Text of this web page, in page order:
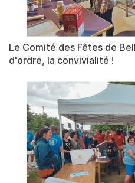
Le Comité des Fêtes de
d'ordre, la convivialité !